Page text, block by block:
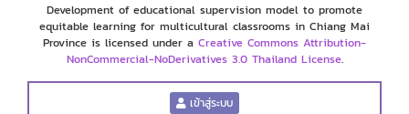
Development of educational supervision model to promote
equitable learning for multicultural classrooms in Chiang Mai
Province is licensed under a Creative Commons Attribution-
NonCommercial-NoDerivatives 3.0 Thailand License.
เข้าสู่ระบบ